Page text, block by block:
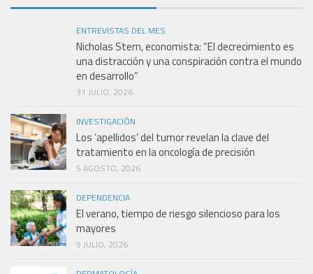
ENTREVISTAS DEL MES
Nicholas Stern, economista: “El decrecimiento es
una distracción y una conspiración contra el mundo
en desarrollo”
31 JULIO, 2026
INVESTIGACIÓN
Los ‘apellidos’ del tumor revelan la clave del
tratamiento en la oncología de precisión
5 AGOSTO, 2026
DEPENDENCIA
El verano, tiempo de riesgo silencioso para los
mayores
9 JULIO, 2026